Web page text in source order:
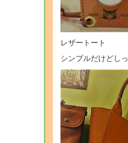
レザートート
シンプルだけどし